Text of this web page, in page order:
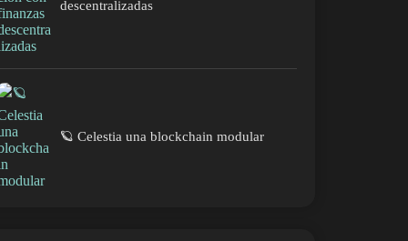
descentralizadas
🪐 Celestia una blockchain modular